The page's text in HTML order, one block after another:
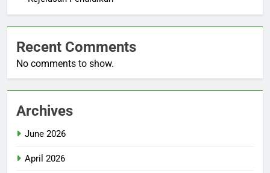
Recent Comments
No comments to show.
Archives
June 2026
April 2026